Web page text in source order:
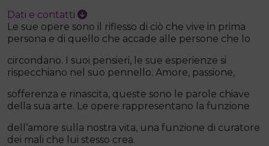
Dati e contatti
Le sue opere sono il riflesso di ciò che vive in prima
persona e di quello che accade alle persone che lo
circondano. I suoi pensieri, le sue esperienze si
rispecchiano nel suo pennello. Amore, passione,
sofferenza e rinascita, queste sono le parole chiave
della sua arte. Le opere rappresentano la funzione
dell’amore sulla nostra vita, una funzione di curatore
dei mali che lui stesso crea.